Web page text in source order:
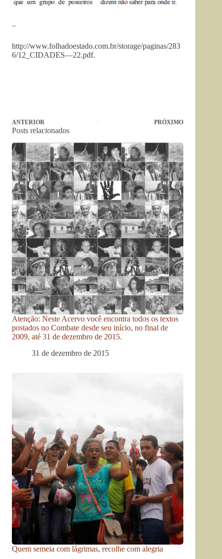
–
http://www.folhadoestado.com.br/storage/paginas/283
6/12_CIDADES—22.pdf.
ANTERIOR PRÓXIMO
Posts relacionados
Atenção: Neste Acervo você encontra todos os textos
postados no Combate desde seu início, no final de
2009, até 31 de dezembro de 2015.
31 de dezembro de 2015
Quem semeia com lágrimas, recolhe com alegria